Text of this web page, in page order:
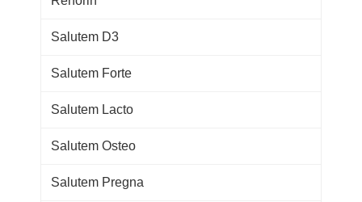
Salutem D3
Salutem Forte
Salutem Lacto
Salutem Osteo
Salutem Pregna